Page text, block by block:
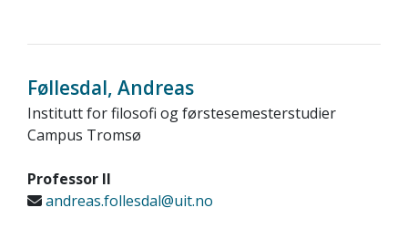
Føllesdal, Andreas
Institutt for filosofi og førstesemesterstudier
Campus Tromsø
Professor II
andreas.follesdal@uit.no